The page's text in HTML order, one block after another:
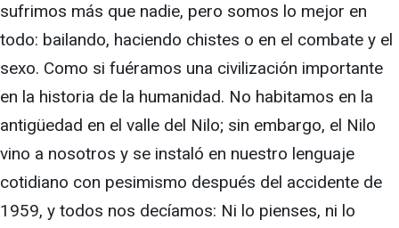
sufrimos más que nadie, pero somos lo mejor en
todo: bailando, haciendo chistes o en el combate y el
sexo. Como si fuéramos una civilización importante
en la historia de la humanidad. No habitamos en la
antigüedad en el valle del Nilo; sin embargo, el Nilo
vino a nosotros y se instaló en nuestro lenguaje
cotidiano con pesimismo después del accidente de
1959, y todos nos decíamos: Ni lo pienses, ni lo